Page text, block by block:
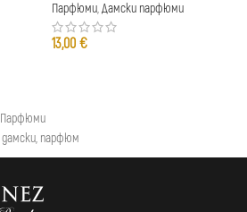
Парфюми,Дамски парфюми
13,00 €
Парфюми
дамски, парфюм